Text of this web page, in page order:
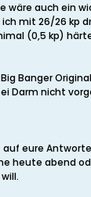
wäre auch ein
mit 26/26 kp
(0,5 kp)
Banger
Darm nicht
eure
heute abend